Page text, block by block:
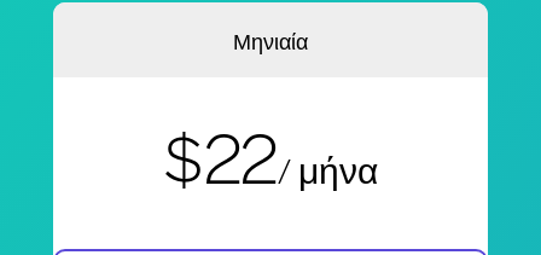
Μηνιαία
$22/ μήνα